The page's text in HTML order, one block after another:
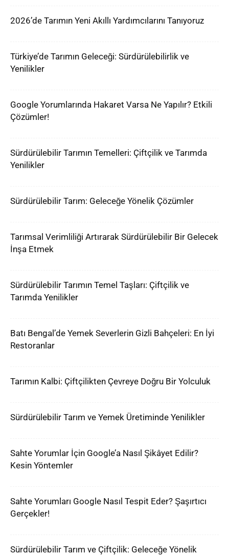
2026’de Tarımın Yeni Akıllı Yardımcılarını Tanıyoruz
Türkiye’de Tarımın Geleceği: Sürdürülebilirlik ve
Yenilikler
Google Yorumlarında Hakaret Varsa Ne Yapılır? Etkili
Çözümler!
Sürdürülebilir Tarımın Temelleri: Çiftçilik ve Tarımda
Yenilikler
Sürdürülebilir Tarım: Geleceğe Yönelik Çözümler
Tarımsal Verimliliği Artırarak Sürdürülebilir Bir Gelecek
İnşa Etmek
Sürdürülebilir Tarımın Temel Taşları: Çiftçilik ve
Tarımda Yenilikler
Batı Bengal’de Yemek Severlerin Gizli Bahçeleri: En İyi
Restoranlar
Tarımın Kalbi: Çiftçilikten Çevreye Doğru Bir Yolculuk
Sürdürülebilir Tarım ve Yemek Üretiminde Yenilikler
Sahte Yorumlar İçin Google’a Nasıl Şikâyet Edilir?
Kesin Yöntemler
Sahte Yorumları Google Nasıl Tespit Eder? Şaşırtıcı
Gerçekler!
Sürdürülebilir Tarım ve Çiftçilik: Geleceğe Yönelik